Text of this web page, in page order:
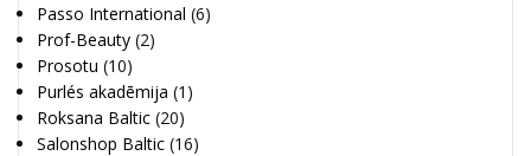
Passo International (6)
Prof-Beauty (2)
Prosotu (10)
Purlés akadēmija (1)
Roksana Baltic (20)
Salonshop Baltic (16)